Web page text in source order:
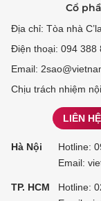
Cổ
Địa chỉ: Tòa nhà
Điện thoại: 094 388
Email:
Chịu trách nhiệm
LIÊN
Hà Nội Hotline:
Email:
TP. HCM Hotline: